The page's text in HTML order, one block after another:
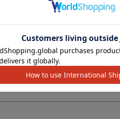
産寧坂で買ってからの大ファンです。
❗